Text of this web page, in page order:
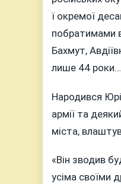
ї окремої
побратимами
Бахмут,
лише 44 роки…
Народився
армії та
міста,
«Він зводив
усіма своїми